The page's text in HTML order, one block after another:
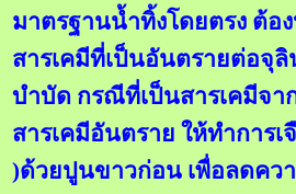
มาตรฐานน้ำทิ้งโดยตรง ต้อ
สารเคมีที่เป็นอันตรายต่อจุ
บำบัด กรณีที่เป็นสารเคมีจา
สารเคมีอันตราย ให้ทำการเ
)ด้วยปูนขาวก่อน เพื่อลดคว